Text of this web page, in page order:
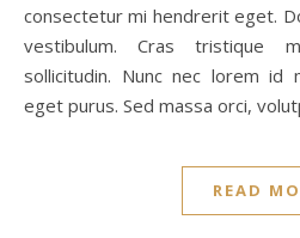
consectetur mi hendrerit eget.
vestibulum. Cras tristique
sollicitudin. Nunc nec lorem id
eget purus. Sed massa orci,
READ